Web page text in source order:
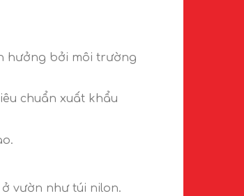
hưởng bởi môi trường
chuẩn xuất khẩu
vườn như túi nilon.